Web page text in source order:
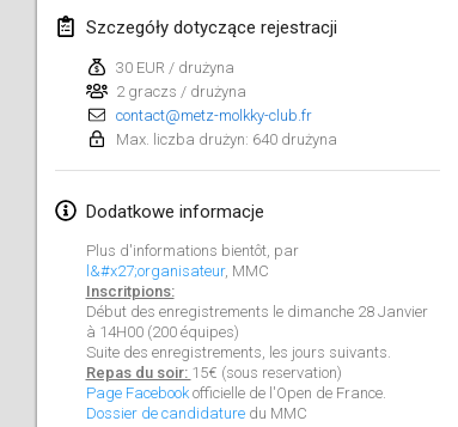
Szczegóły dotyczące rejestracji
30 EUR / drużyna
2 graczs / drużyna
contact@metz-molkky-club.fr
Max. liczba drużyn: 640 drużyna
Dodatkowe informacje
Plus d'informations bientôt, par
l&#x27;organisateur, MMC
Inscritpions:
Début des enregistrements le dimanche 28 Janvier
à 14H00 (200 équipes)
Suite des enregistrements, les jours suivants.
Repas du soir: 15€ (sous reservation)
Page Facebook officielle de l'Open de France.
Dossier de candidaturedu MMC
10 lut 2018 | Francja
Faschings-Mölkky
11 lut 2018|Niemcy
24 lut 2018|Czechy
24 lut 2018
Tournoi de l'ASSER
24 lut 2018 |Francja